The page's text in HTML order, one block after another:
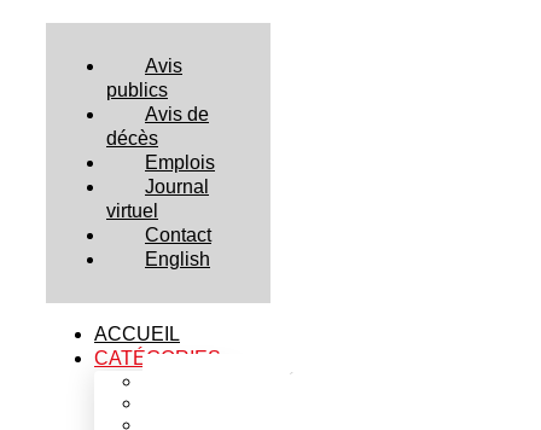
Avis
publics
Avis de
décès
Emplois
Journal
virtuel
Contact
English
ACCUEIL
CATÉGORIES